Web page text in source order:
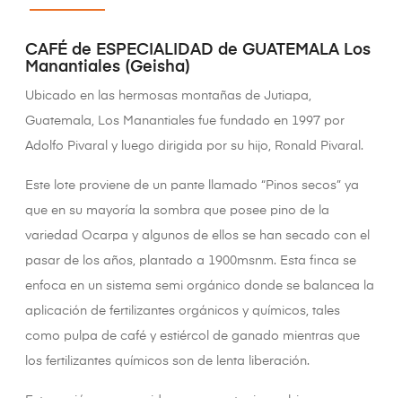
CAFÉ de ESPECIALIDAD de GUATEMALA Los
Manantiales (Geisha)
Ubicado en las hermosas montañas de Jutiapa,
Guatemala, Los Manantiales fue fundado en 1997 por
Adolfo Pivaral y luego dirigida por su hijo, Ronald Pivaral.
Este lote proviene de un pante llamado “Pinos secos” ya
que en su mayoría la sombra que posee pino de la
variedad Ocarpa y algunos de ellos se han secado con el
pasar de los años, plantado a 1900msnm. Esta finca se
enfoca en un sistema semi orgánico donde se balancea la
aplicación de fertilizantes orgánicos y químicos, tales
como pulpa de café y estiércol de ganado mientras que
los fertilizantes químicos son de lenta liberación.